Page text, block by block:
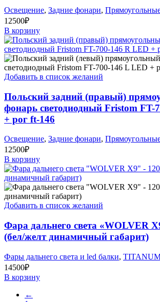
Освещение, Задние фонари,
12500₽
В корзину
Добавить в список желаний
Польский задний (правый)
фонарь светодиодный Fristom FT-700-146 R LED
+ рог ft-146
Освещение, Задние фонари,
12500₽
В корзину
Добавить в список желаний
Фара дальнего света «WOLVER
(бел/желт динамичный габарит)
Фары дальнего света и led балки,
14500₽
В корзину
←